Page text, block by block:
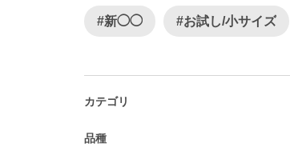
#新◯◯ #お試し/小サイズ
カテゴリ
品種